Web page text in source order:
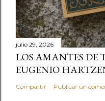
julio 29, 2026
LOS AMANTES DE
EUGENIO
Compartir Publicar un